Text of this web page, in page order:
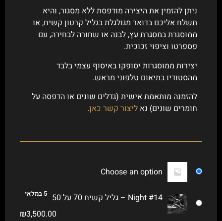
ניתן להזמין את היצירה מודפסת ללא מסגור, והיא
תשלח אליכם בדואר מגולגלת בגליל קרטון קשיח, או
ממוסגרת במסגרת עץ, לבנה או שחורה לבחירה, עם
פספרטו וציפוי זכוכית.
יצירות ממוסגרות יסופקו באיסוף עצמי בלבד
מהסטודיו בתיאום טלפוני מראש.
להזמנה מותאמת אישית (גדלים שונים או הדפסה על
חומרים שונים) נא ליצור קשר כאן.
Choose an option
Night #14 – גליל קשיח 70 על 50
₪3,500.00
5 במלאי